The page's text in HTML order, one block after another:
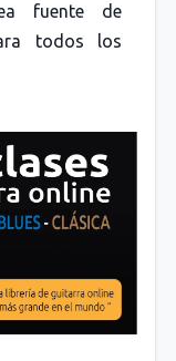
fuente de
todos los